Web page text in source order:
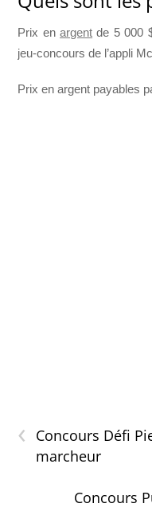
Prix enargent de 5 000
jeu-concours de l’appli
Prix en argent payables
‹
Concours Défi
marcheur
Concours